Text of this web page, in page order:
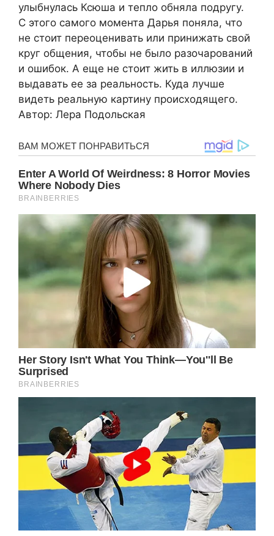
улыбнулась Ксюша и тепло обняла подругу.
С этого самого момента Дарья поняла, что
не стоит переоценивать или принижать свой
круг общения, чтобы не было разочарований
и ошибок. А еще не стоит жить в иллюзии и
выдавать ее за реальность. Куда лучше
видеть реальную картину происходящего.
Автор: Лера Подольская